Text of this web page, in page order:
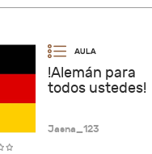
!Alemán para
todos ustedes!
Jasna_123